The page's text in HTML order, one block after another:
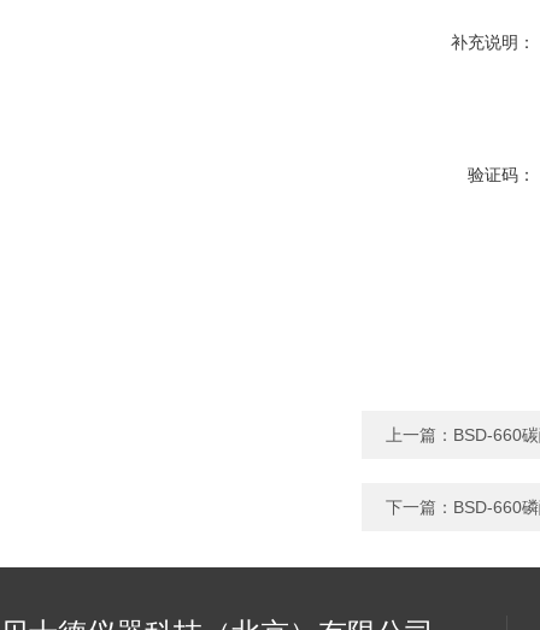
补充说明：
验证码：
上一篇： BSD-660
下一篇： BSD-660